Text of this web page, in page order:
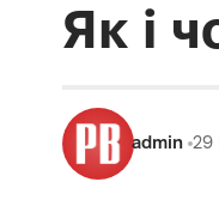
Як і
admin 29